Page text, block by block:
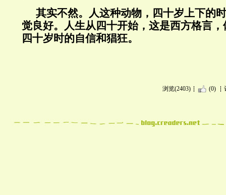
其实不然。人这种动物，四十岁上下的
觉良好。人生从四十开始，这是西方格言
四十岁时的自信和猖狂。
浏览(2403) (0)